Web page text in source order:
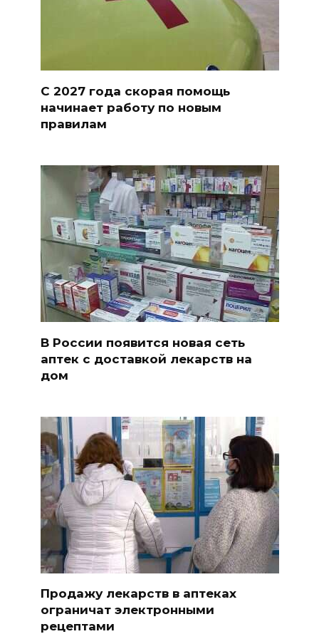
С 2027 года скорая помощь
начинает работу по новым
правилам
В России появится новая сеть
аптек с доставкой лекарств на
дом
Продажу лекарств в аптеках
ограничат электронными
рецептами